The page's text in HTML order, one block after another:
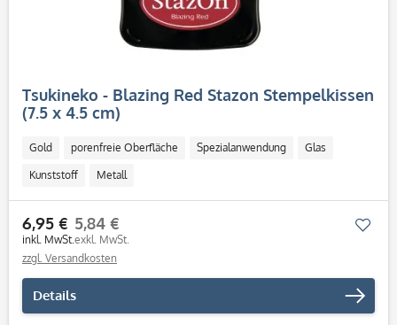
Tsukineko - Blazing Red Stazon Stempelkissen
(7.5 x 4.5 cm)
Gold porenfreie Oberfläche Spezialanwendung Glas
Kunststoff Metall
6,95 €
inkl. MwSt.
5,84 €
exkl. MwSt.
zzgl. Versandkosten
Details